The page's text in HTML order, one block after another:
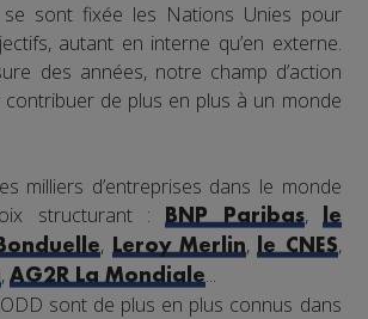
sont fixée les Nations Unies pour
autant en interne qu’en externe.
des années, notre champ d’action
de plus en plus à un monde
milliers d’entreprises dans le monde
structurant :
BNP Paribas,
le
Bonduelle, Leroy Merlin, le CNES,
,AG2R La Mondiale...
sont de plus en plus connus dans